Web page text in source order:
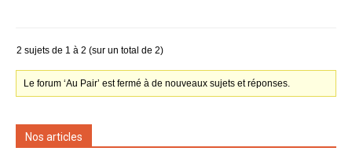
2 sujets de 1 à 2 (sur un total de 2)
Le forum ‘Au Pair’ est fermé à de nouveaux sujets et réponses.
Nos articles